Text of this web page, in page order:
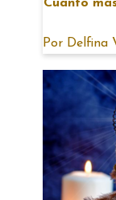
Cuanto
Por Delfina